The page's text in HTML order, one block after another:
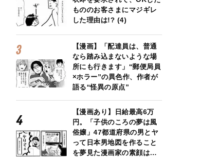
もののお客さまにマジギレ
した理由は!? (4)
【漫画】「配達員は、普通
なら踏み込まないような場
所にも行きます」“郵便局員
×ホラー”の異色作、作者が
語る“怪異の原点”
【漫画あり】日給最高6万
円。「子供のころの夢は風
俗嬢」47都道府県の男とヤ
って日本男地図を作ること
を夢見た漫画家の素顔は…